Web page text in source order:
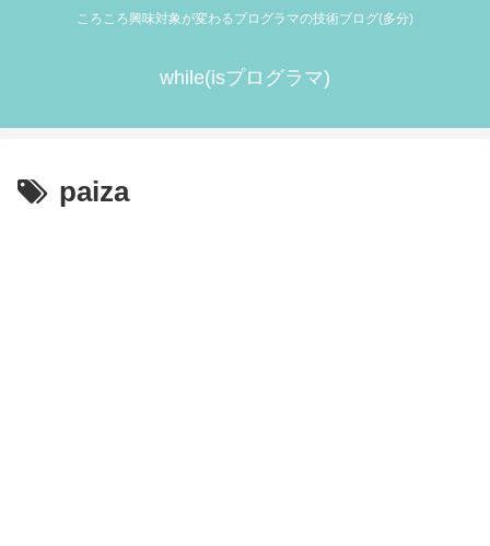
ころころ興味対象が変わるプログラマの技術ブログ(多分)
while(isプログラマ)
paiza